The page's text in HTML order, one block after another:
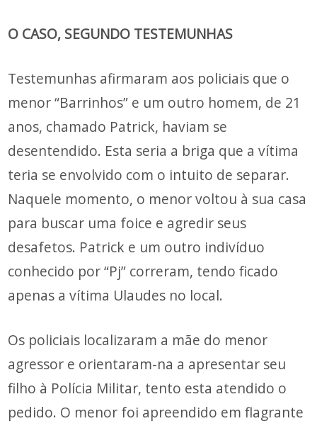
O CASO, SEGUNDO TESTEMUNHAS
Testemunhas afirmaram aos policiais que o
menor “Barrinhos” e um outro homem, de 21
anos, chamado Patrick, haviam se
desentendido. Esta seria a briga que a vítima
teria se envolvido com o intuito de separar.
Naquele momento, o menor voltou à sua casa
para buscar uma foice e agredir seus
desafetos. Patrick e um outro indivíduo
conhecido por “Pj” correram, tendo ficado
apenas a vítima Ulaudes no local.
Os policiais localizaram a mãe do menor
agressor e orientaram-na a apresentar seu
filho à Polícia Militar, tento esta atendido o
pedido. O menor foi apreendido em flagrante